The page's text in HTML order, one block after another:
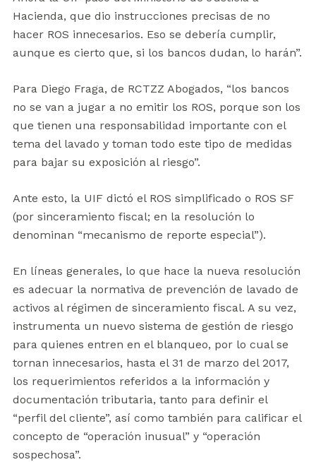
Hacienda, que dio instrucciones precisas de no
hacer ROS innecesarios. Eso se debería cumplir,
aunque es cierto que, si los bancos dudan, lo harán”.
Para Diego Fraga, de RCTZZ Abogados, “los bancos
no se van a jugar a no emitir los ROS, porque son los
que tienen una responsabilidad importante con el
tema del lavado y toman todo este tipo de medidas
para bajar su exposición al riesgo”.
Ante esto, la UIF dictó el ROS simplificado o ROS SF
(por sinceramiento fiscal; en la resolución lo
denominan “mecanismo de reporte especial”).
En líneas generales, lo que hace la nueva resolución
es adecuar la normativa de prevención de lavado de
activos al régimen de sinceramiento fiscal. A su vez,
instrumenta un nuevo sistema de gestión de riesgo
para quienes entren en el blanqueo, por lo cual se
tornan innecesarios, hasta el 31 de marzo del 2017,
los requerimientos referidos a la información y
documentación tributaria, tanto para definir el
“perfil del cliente”, así como también para calificar el
concepto de “operación inusual” y “operación
sospechosa”.